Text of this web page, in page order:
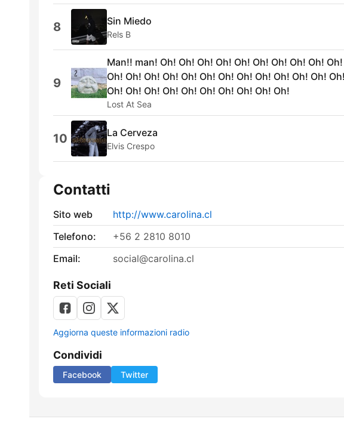
8 Sin Miedo
Rels B
9
Man!! man! Oh! Oh! Oh! Oh! Oh! Oh! Oh! Oh! Oh!
Oh! Oh! Oh! Oh! Oh! Oh! Oh! Oh! Oh! Oh! Oh! Oh!
Oh! Oh! Oh! Oh! Oh! Oh! Oh! Oh! Oh! Oh!
Lost At Sea
10 La Cerveza
Elvis Crespo
Contatti
Sito web
http://www.carolina.cl
Telefono:
+56 2 2810 8010
Email:
social@carolina.cl
Reti Sociali
Aggiorna queste informazioni radio
Condividi
Facebook Twitter